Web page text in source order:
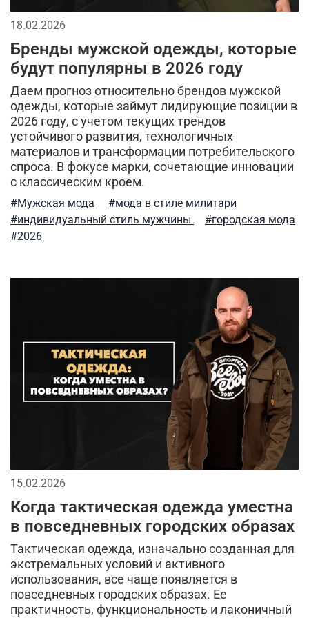
демисезонная одежда
рубашки милитари брюки-карго
спортивные брюки легкость ухода
куртка-бомбер мужские шорты
туристический рюкзак куртка на синтепоне
практичная одежда ветровка милитари
пуховые жилеты шапка-ушанка
бесшовное мужское термобелье
дизайнерские вещи
утепленные жилеты аляска куртка
мужская одежда утепленная куртка
летний стиль
комфорт зима лонгслив
стильные шорты
бесшовное женское термобелье
осенняя мужская одежда трикотажные брюки
мужской стиль классическая шапка
компрессионное термобелье трикотажные шорты
18.02.2026
Бренды мужской одежды, которые
будут популярны в 2026 году
Даем прогноз относительно брендов мужской
одежды, которые займут лидирующие позиции в
2026 году, с учетом текущих трендов
устойчивого развития, технологичных
материалов и трансформации потребительского
спроса. В фокусе марки, сочетающие инновации
с классическим кроем.
#Мужская мода
#мода в стиле милитари
#индивидуальный стиль мужчины
#городская мода
#2026
15.02.2026
Когда тактическая одежда уместна
в повседневных городских образах
Тактическая одежда, изначально созданная для
экстремальных условий и активного
использования, все чаще появляется в
повседневных городских образах. Ее
практичность, функциональность и лаконичный